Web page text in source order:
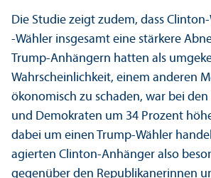
Die Studie zeigt zudem, dass
-Wähler insgesamt eine stärkere
Trump-Anhängern hatten als
Wahrscheinlichkeit, einem anderen
ökonomisch zu schaden, war bei
und Demokraten um 34 Prozent
dabei um einen Trump-Wähler
agierten Clinton-Anhänger also
gegenüber den Republikanerinnen